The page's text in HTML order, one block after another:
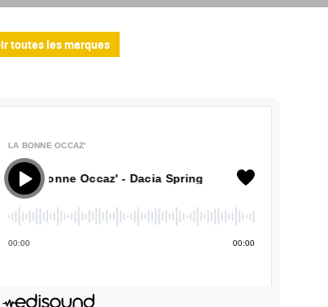
toutes les marques
LA BONNE OCCAZ'
Bonne Occaz' - Dacia Spring
00:00 00:00